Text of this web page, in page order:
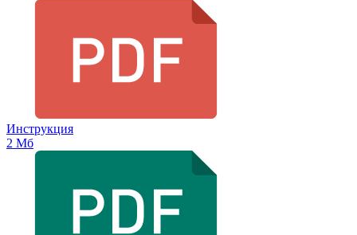
Инструкция
2 Мб